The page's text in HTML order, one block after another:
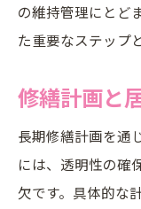
の維持管理にとど
た重要なステップ
修繕計画と
長期修繕計画を通
には、透明性の確
欠です。具体的な